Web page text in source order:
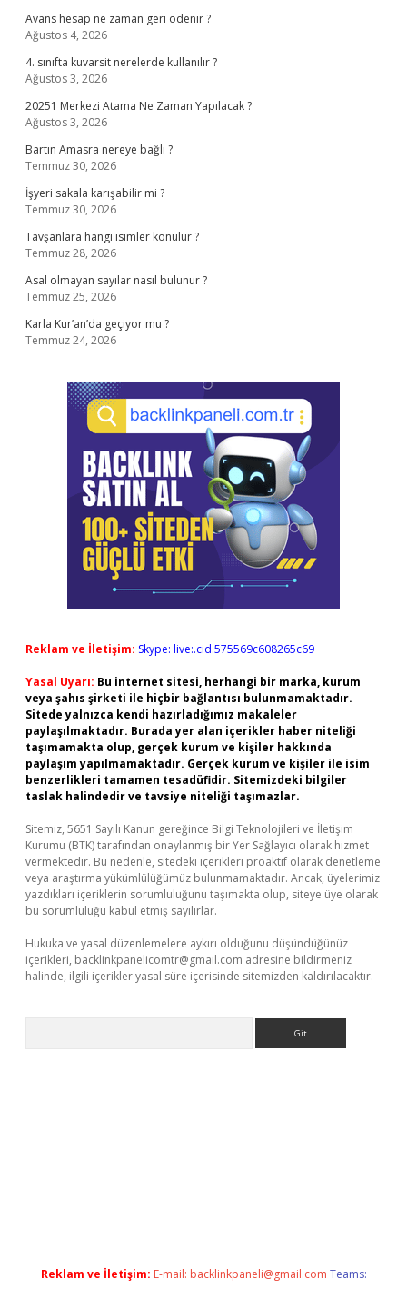
Avans hesap ne zaman geri ödenir ?
Ağustos 4, 2026
4. sınıfta kuvarsit nerelerde kullanılır ?
Ağustos 3, 2026
20251 Merkezi Atama Ne Zaman Yapılacak ?
Ağustos 3, 2026
Bartın Amasra nereye bağlı ?
Temmuz 30, 2026
İşyeri sakala karışabilir mi ?
Temmuz 30, 2026
Tavşanlara hangi isimler konulur ?
Temmuz 28, 2026
Asal olmayan sayılar nasıl bulunur ?
Temmuz 25, 2026
Karla Kur’an’da geçiyor mu ?
Temmuz 24, 2026
Reklam ve İletişim: Skype: live:.cid.575569c608265c69
Yasal Uyarı: Bu internet sitesi, herhangi bir marka, kurum
veya şahıs şirketi ile hiçbir bağlantısı bulunmamaktadır.
Sitede yalnızca kendi hazırladığımız makaleler
paylaşılmaktadır. Burada yer alan içerikler haber niteliği
taşımamakta olup, gerçek kurum ve kişiler hakkında
paylaşım yapılmamaktadır. Gerçek kurum ve kişiler ile isim
benzerlikleri tamamen tesadüfidir. Sitemizdeki bilgiler
taslak halindedir ve tavsiye niteliği taşımazlar.
Sitemiz, 5651 Sayılı Kanun gereğince Bilgi Teknolojileri ve İletişim
Kurumu (BTK) tarafından onaylanmış bir Yer Sağlayıcı olarak hizmet
vermektedir. Bu nedenle, sitedeki içerikleri proaktif olarak denetleme
veya araştırma yükümlülüğümüz bulunmamaktadır. Ancak, üyelerimiz
yazdıkları içeriklerin sorumluluğunu taşımakta olup, siteye üye olarak
bu sorumluluğu kabul etmiş sayılırlar.
Hukuka ve yasal düzenlemelere aykırı olduğunu düşündüğünüz
içerikleri, backlinkpanelicomtr@gmail.com adresine bildirmeniz
halinde, ilgili içerikler yasal süre içerisinde sitemizden kaldırılacaktır.
Reklam ve İletişim: E-mail: backlinkpaneli@gmail.com Teams: